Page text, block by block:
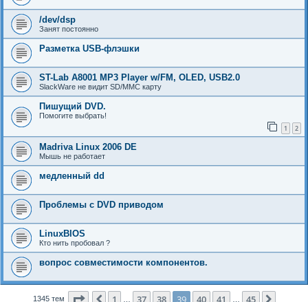
/dev/dsp
Занят постоянно
Разметка USB-флэшки
ST-Lab A8001 MP3 Player w/FM, OLED, USB2.0
SlackWare не видит SD/MMC карту
Пишущий DVD.
Помогите выбрать!
1 2
Madriva Linux 2006 DE
Мышь не работает
медленный dd
Проблемы с DVD приводом
LinuxBIOS
Кто нить пробовал ?
вопрос совместимости компонентов.
1345 тем Страница 39из 45
1 37 38 39 40 41 45